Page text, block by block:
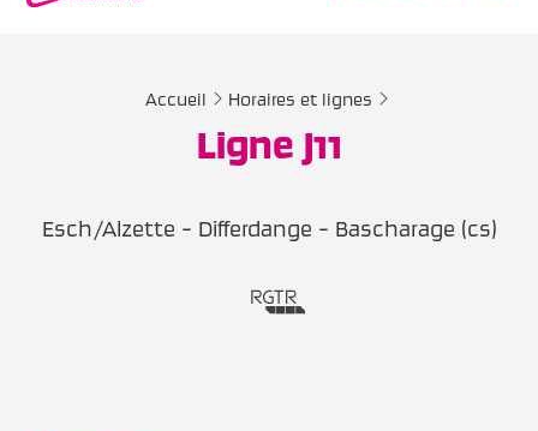
Accueil Horaires et lignes
Ligne J11
Esch/Alzette - Differdange - Bascharage (cs)